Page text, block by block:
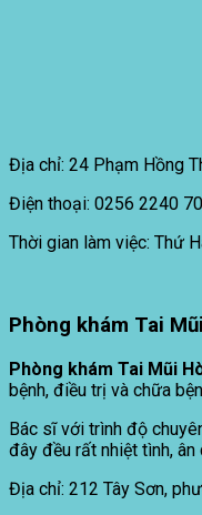
Địa chỉ: 24 Phạm Hồng
Điện thoại: 0256 2240
Thời gian làm việc: Thứ
Phòng khám Tai
Phòng khám Tai Mũi
bệnh, điều trị và chữa
Bác sĩ với trình độ
đây đều rất nhiệt tình,
Địa chỉ: 212 Tây Sơn,